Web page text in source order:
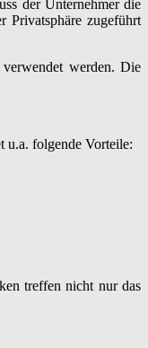
der Unternehmer die
Privatsphäre zugeführt
werden. Die
u.a. folgende Vorteile:
treffen nicht nur das